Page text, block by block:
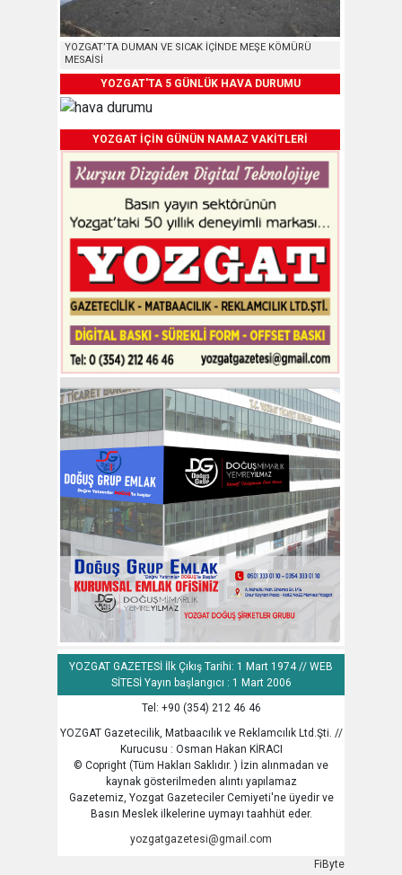
YOZGAT’TA DUMAN VE SICAK İÇİNDE MEŞE KÖMÜRÜ
MESAİSİ
YOZGAT'TA 5 GÜNLÜK HAVA DURUMU
YOZGAT İÇİN GÜNÜN NAMAZ VAKİTLERİ
YOZGAT GAZETESİ İlk Çıkış Tarihi: 1 Mart 1974 // WEB
SİTESİ Yayın başlangıcı : 1 Mart 2006
Tel: +90 (354) 212 46 46
YOZGAT Gazetecilik, Matbaacılık ve Reklamcılık Ltd.Şti. //
Kurucusu : Osman Hakan KİRACI
© Copright (Tüm Hakları Saklıdır. ) İzin alınmadan ve
kaynak gösterilmeden alıntı yapılamaz
Gazetemiz, Yozgat Gazeteciler Cemiyeti'ne üyedir ve
Basın Meslek ilkelerine uymayı taahhüt eder.
yozgatgazetesi@gmail.com
FiByte